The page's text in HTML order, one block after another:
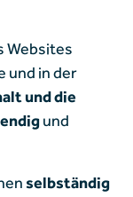
Websites
und in der
und die
und
selbständig